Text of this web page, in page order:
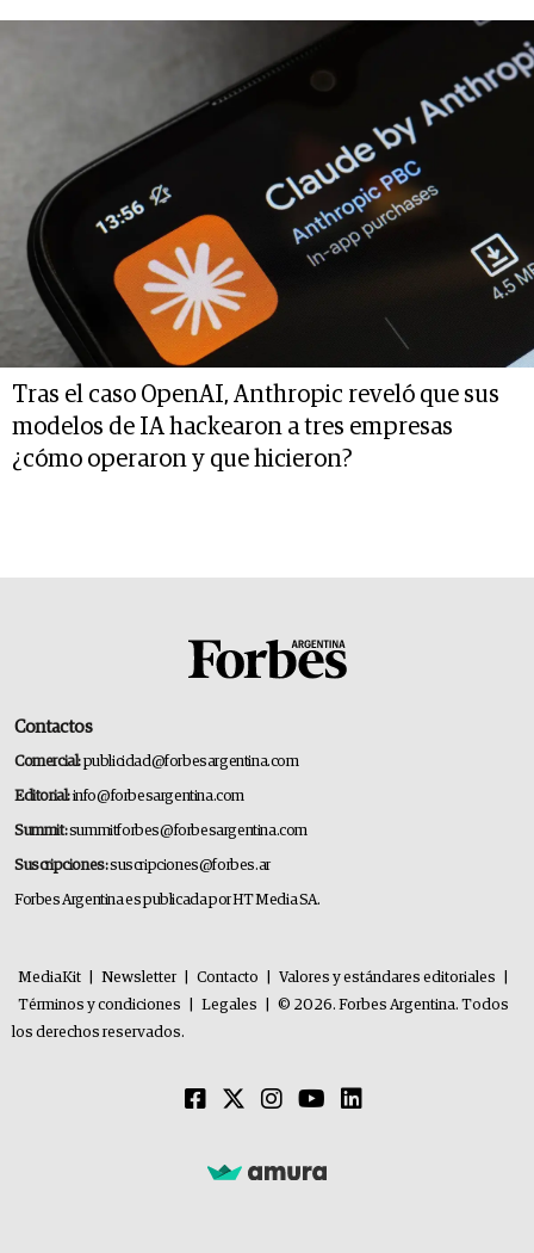
Tras el caso OpenAI, Anthropic reveló que sus
modelos de IA hackearon a tres empresas
¿cómo operaron y que hicieron?
Contactos
Comercial:publicidad@forbesargentina.com
Editorial:info@forbesargentina.com
Summit:summitforbes@forbesargentina.com
Suscripciones:suscripciones@forbes.ar
Forbes Argentina es publicada por HT Media SA.
MediaKit Newsletter Contacto Valores y estándares editoriales
Términos y condiciones
Legales
© 2026. Forbes Argentina. Todos
los derechos reservados.